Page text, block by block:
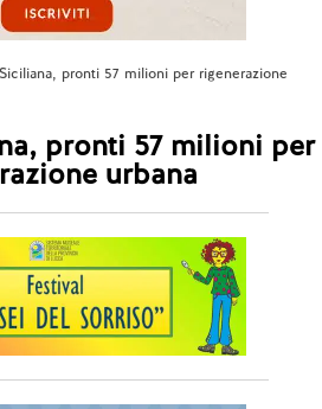
pronti 57 milioni per rigenerazione
pronti 57 milioni per
urbana